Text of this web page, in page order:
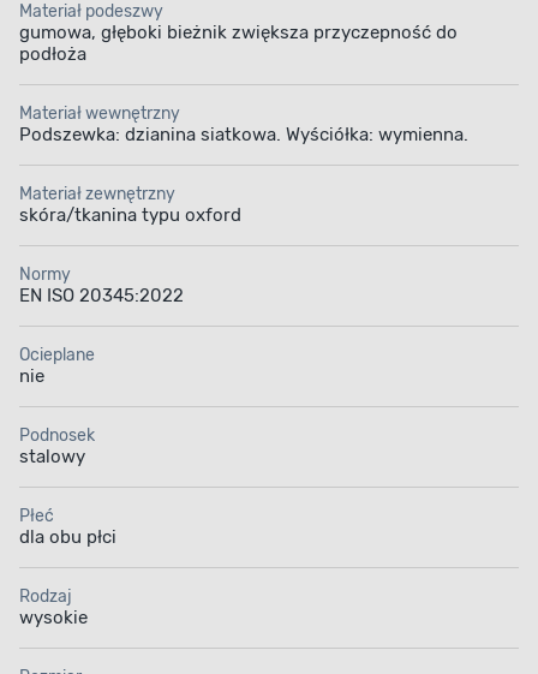
Materiał podeszwy
gumowa, głęboki bieżnik zwiększa przyczepność do
podłoża
Materiał wewnętrzny
Podszewka: dzianina siatkowa. Wyściółka: wymienna.
Materiał zewnętrzny
skóra/tkanina typu oxford
Normy
EN ISO 20345:2022
Ocieplane
nie
Podnosek
stalowy
Płeć
dla obu płci
Rodzaj
wysokie